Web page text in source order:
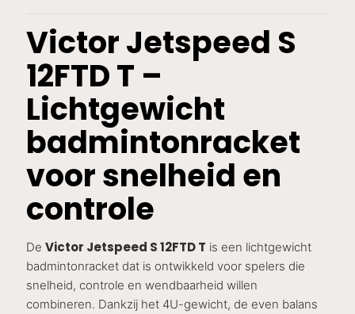
Victor Jetspeed S
12FTD T –
Lichtgewicht
badmintonracket
voor snelheid en
controle
De Victor Jetspeed S 12FTD T is een lichtgewicht
badmintonracket dat is ontwikkeld voor spelers die
snelheid, controle en wendbaarheid willen
combineren. Dankzij het 4U-gewicht, de even balans